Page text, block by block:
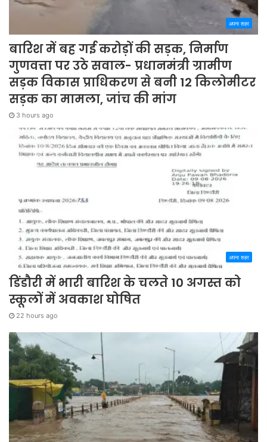
अपना शहर
बारिश में बह गई करोड़ों की सड़क, निर्माण
गुणवत्ता पर उठे सवाल- प्रधानमंत्री ग्रामीण
सड़क विकास प्राधिकरण से बनी 12 किलोमीटर
सड़क का मामला, जांच की मांग
3 hours ago
अपना शहर
डिंडौरी में भारी बारिश के चलते 10 अगस्त को
स्कूलों में अवकाश घोषित
22 hours ago